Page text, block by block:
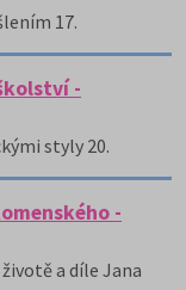
17.
-
styly 20.
-
a díle Jana